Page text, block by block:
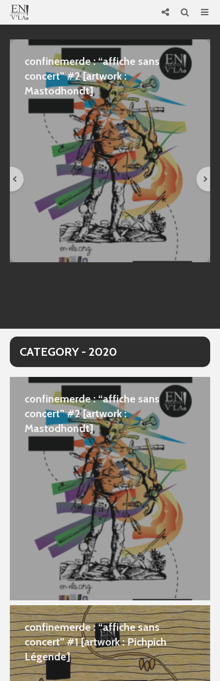
confinemerde : “affiche sans
concert” #2 [artwork :
Mastodhondt]
CATEGORY - 2020
confinemerde : “affiche sans
concert” #2 [artwork :
Mastodhondt]
confinemerde : “affiche sans
concert” #1 [artwork : Pichpich
Légende]